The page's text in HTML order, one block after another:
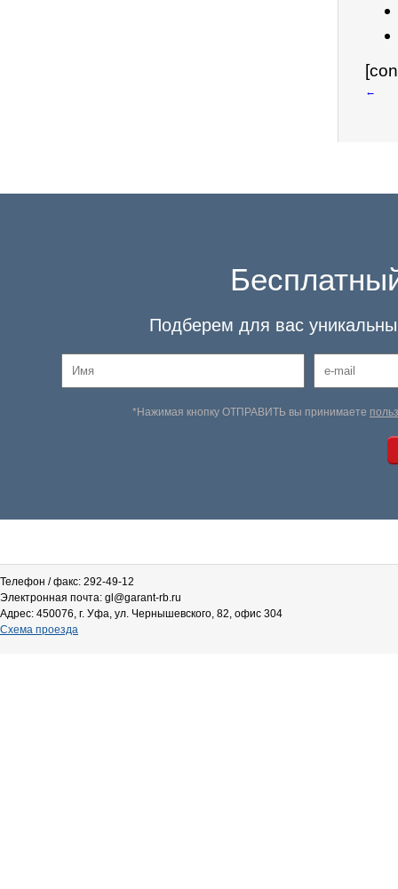
←
Подберем для вас
*Нажимая кнопку ОТПРАВИТЬ вы принимаете
Телефон / факс: 292-49-12
Электронная почта: gl@garant-rb.ru
Адрес: 450076, г. Уфа, ул. Чернышевского, 82, офис 304
Схема проезда